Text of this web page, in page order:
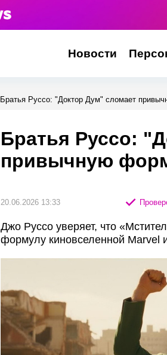
Новости
Братья Руссо: "Доктор Дум" сломает
Братья Руссо:
привычную
20.06.2026 13:33
Джо Руссо уверяет, что
формулу киновселенной Marvel